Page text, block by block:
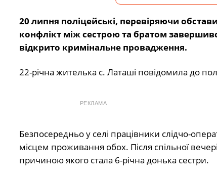
20 липня поліцейські, перевіряючи
конфлікт між сестрою та братом
відкрито кримінальне провадження.
22-річна жителька с. Латаші повідомила до
РЕКЛАМА
Безпосередньо у селі працівники слідчо-
місцем проживання обох. Після спільної
причиною якого стала 6-річна донька сестри.